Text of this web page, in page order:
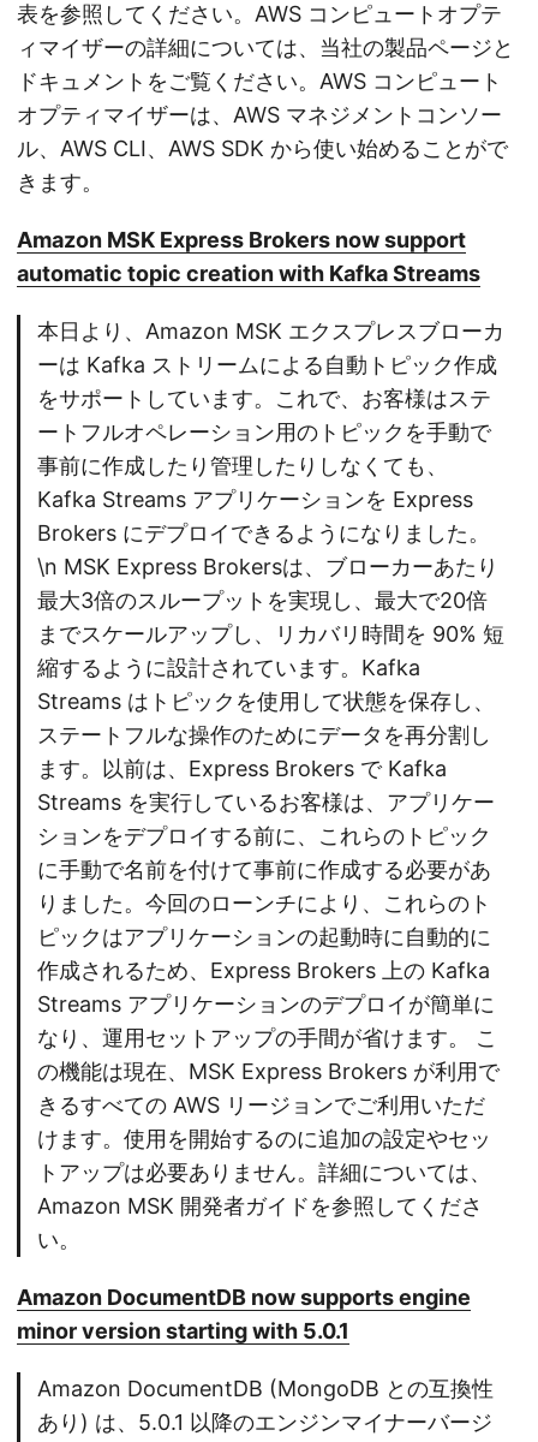
表を参照してください。AWS コンピュートオプテ
ィマイザーの詳細については、当社の製品ページと
ドキュメントをご覧ください。AWS コンピュート
オプティマイザーは、AWS マネジメントコンソー
ル、AWS CLI、AWS SDK から使い始めることがで
きます。
Amazon MSK Express Brokers now support
automatic topic creation with Kafka Streams
本日より、Amazon MSK エクスプレスブローカ
ーは Kafka ストリームによる自動トピック作成
をサポートしています。これで、お客様はステ
ートフルオペレーション用のトピックを手動で
事前に作成したり管理したりしなくても、
Kafka Streams アプリケーションを Express
Brokers にデプロイできるようになりました。
\n MSK Express Brokersは、ブローカーあたり
最大3倍のスループットを実現し、最大で20倍
までスケールアップし、リカバリ時間を 90% 短
縮するように設計されています。Kafka
Streams はトピックを使用して状態を保存し、
ステートフルな操作のためにデータを再分割し
ます。以前は、Express Brokers で Kafka
Streams を実行しているお客様は、アプリケー
ションをデプロイする前に、これらのトピック
に手動で名前を付けて事前に作成する必要があ
りました。今回のローンチにより、これらのト
ピックはアプリケーションの起動時に自動的に
作成されるため、Express Brokers 上の Kafka
Streams アプリケーションのデプロイが簡単に
なり、運用セットアップの手間が省けます。 こ
の機能は現在、MSK Express Brokers が利用で
きるすべての AWS リージョンでご利用いただ
けます。使用を開始するのに追加の設定やセッ
トアップは必要ありません。詳細については、
Amazon MSK 開発者ガイドを参照してくださ
い。
Amazon DocumentDB now supports engine
minor version starting with 5.0.1
Amazon DocumentDB (MongoDB との互換性
あり) は、5.0.1 以降のエンジンマイナーバージ